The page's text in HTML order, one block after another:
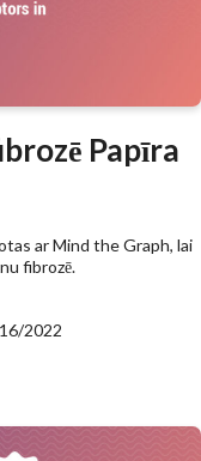
Papīra
ar Mind the Graph, lai
fibrozē.
2022